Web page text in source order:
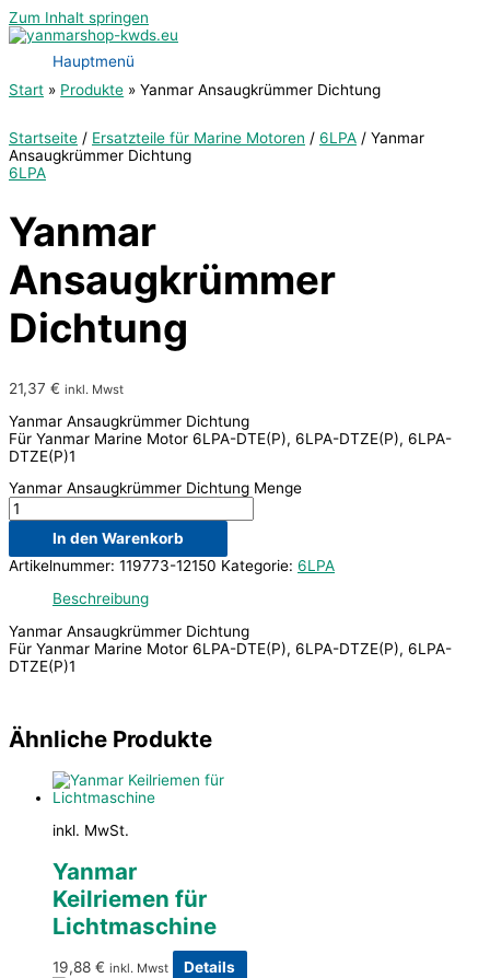
Zum Inhalt springen
Hauptmenü
Start
Produkte Yanmar Ansaugkrümmer Dichtung
Startseite / Ersatzteile für Marine Motoren / 6LPA / Yanmar
Ansaugkrümmer Dichtung
6LPA
Yanmar
Ansaugkrümmer
Dichtung
21,37 € inkl. Mwst
Yanmar Ansaugkrümmer Dichtung
Für Yanmar Marine Motor 6LPA-DTE(P), 6LPA-DTZE(P), 6LPA-
DTZE(P)1
Yanmar Ansaugkrümmer Dichtung Menge
In den Warenkorb
Artikelnummer: 119773-12150 Kategorie: 6LPA
Beschreibung
Yanmar Ansaugkrümmer Dichtung
Für Yanmar Marine Motor 6LPA-DTE(P), 6LPA-DTZE(P), 6LPA-
DTZE(P)1
Ähnliche Produkte
inkl. MwSt.
Yanmar
Keilriemen für
Lichtmaschine
19,88 € inkl. Mwst Details